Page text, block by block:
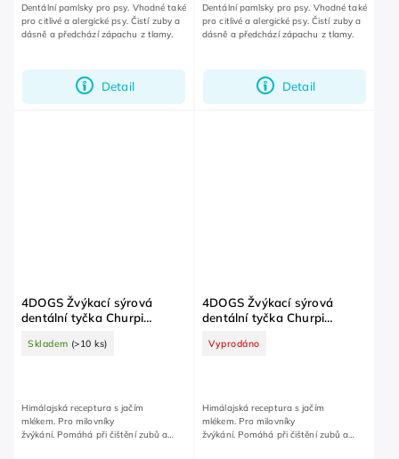
Detail
Dentální pamlsky pro psy. Vhodné také
pro citlivé a alergické psy. Čistí zuby a
dásně a předchází zápachu z tlamy.
Detail
Dentální pamlsky pro psy. Vhodné také
pro citlivé a alergické psy. Čistí zuby a
dásně a předchází zápachu z tlamy.
4DOGS Žvýkací sýrová
dentální tyčka Churpi
Skladem (>10 ks)
Himálajská receptura s jačím
mlékem. Pro milovníky
žvýkání. Pomáhá při čištění zubů a
4DOGS Žvýkací sýrová
dentální tyčka Churpi
Vyprodáno
Himálajská receptura s jačím
mlékem. Pro milovníky
žvýkání. Pomáhá při čištění zubů a